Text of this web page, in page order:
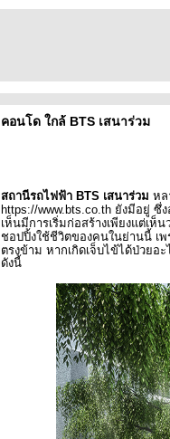
คอนโด ใกล้ BTS เสนาร่วม
สถานีรถไฟฟ้า BTS เสนาร่วม หล
https://www.bts.co.th ังมีอยู่ ซึ่ง
เห็นมีการเริ่มก่อสร้างเพียงแต่เ
ชอปปิ้งใช้ชีวิตของคนในย่านนี้ เพ
ตรงข้าม หากเกิดเจ็บไข้ได้ป่วยอ
ดังนี้